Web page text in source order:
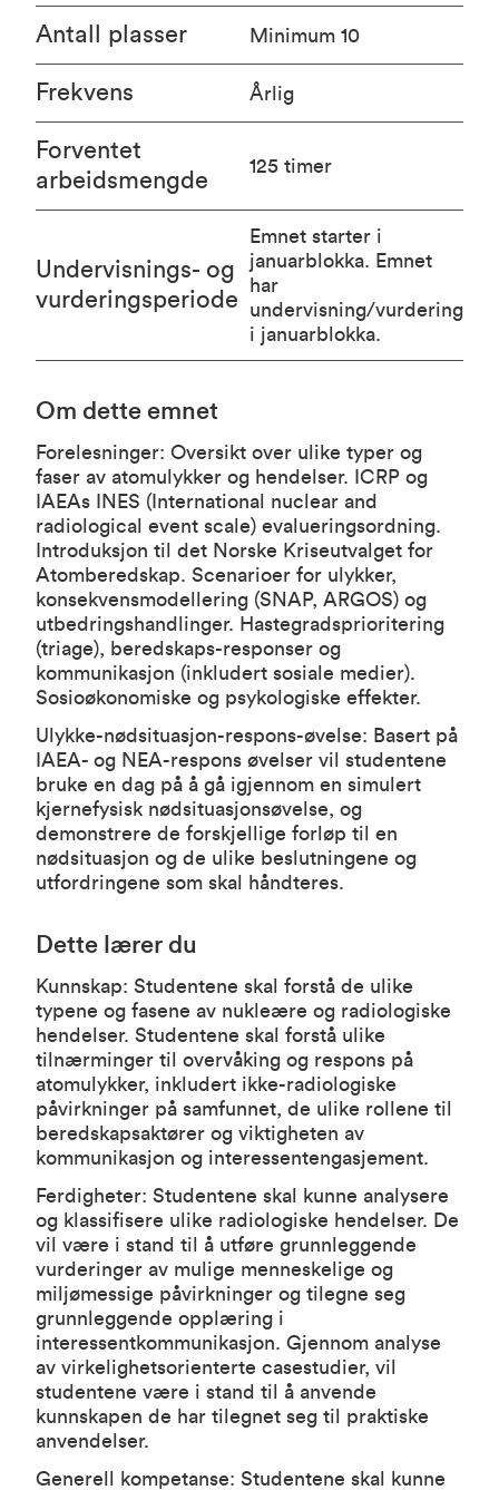
Om dette emnet
Forelesninger: Oversikt over ulike typer og
faser av atomulykker og hendelser. ICRP og
IAEAs INES (International nuclear and
radiological event scale) evalueringsordning.
Introduksjon til det Norske Kriseutvalget for
Atomberedskap. Scenarioer for ulykker,
konsekvensmodellering (SNAP, ARGOS) og
utbedringshandlinger. Hastegradsprioritering
(triage), beredskaps-responser og
kommunikasjon (inkludert sosiale medier).
Sosioøkonomiske og psykologiske effekter.
Ulykke-nødsituasjon-respons-øvelse: Basert på
IAEA- og NEA-respons øvelser vil studentene
bruke en dag på å gå igjennom en simulert
kjernefysisk nødsituasjonsøvelse, og
demonstrere de forskjellige forløp til en
nødsituasjon og de ulike beslutningene og
utfordringene som skal håndteres.
Dette lærer du
Kunnskap: Studentene skal forstå de ulike
typene og fasene av nukleære og radiologiske
hendelser. Studentene skal forstå ulike
tilnærminger til overvåking og respons på
atomulykker, inkludert ikke-radiologiske
påvirkninger på samfunnet, de ulike rollene til
beredskapsaktører og viktigheten av
kommunikasjon og interessentengasjement.
Ferdigheter: Studentene skal kunne analysere
og klassifisere ulike radiologiske hendelser. De
vil være i stand til å utføre grunnleggende
vurderinger av mulige menneskelige og
miljømessige påvirkninger og tilegne seg
grunnleggende opplæring i
interessentkommunikasjon. Gjennom analyse
av virkelighetsorienterte casestudier, vil
studentene være i stand til å anvende
kunnskapen de har tilegnet seg til praktiske
anvendelser.
Generell kompetanse: Studentene skal kunne
Antall plasser Minimum 10
Frekvens Årlig
Forventet
arbeidsmengde
125 timer
Undervisnings- og
vurderingsperiode
Emnet starter i
januarblokka. Emnet
har
undervisning/vurdering
i januarblokka.